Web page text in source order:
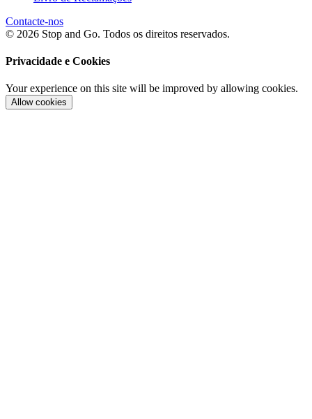
Contacte-nos
© 2026 Stop and Go. Todos os direitos reservados.
Privacidade e Cookies
Your experience on this site will be improved by allowing cookies.
Allow cookies